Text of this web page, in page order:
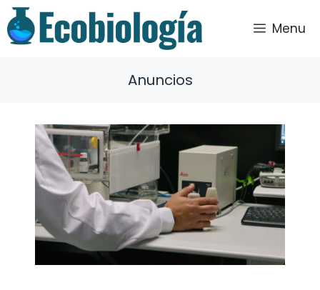
Saltar
al
contenido
Menu
Anuncios